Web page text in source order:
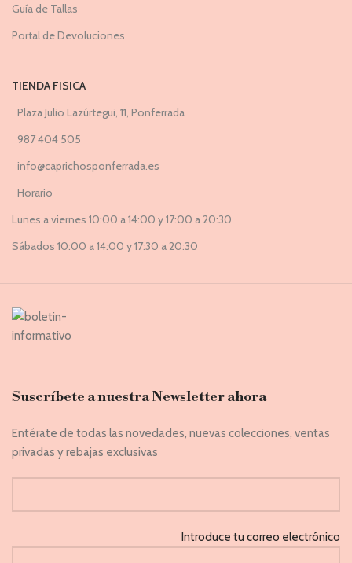
Guía de Tallas
Portal de Devoluciones
TIENDA FISICA
Plaza Julio Lazúrtegui, 11, Ponferrada
987 404 505
info@caprichosponferrada.es
Horario
Lunes a viernes 10:00 a 14:00 y 17:00 a 20:30
Sábados 10:00 a 14:00 y 17:30 a 20:30
Suscríbete a nuestra Newsletter ahora
Entérate de todas las novedades, nuevas colecciones, ventas
privadas y rebajas exclusivas
Introduce tu correo electrónico